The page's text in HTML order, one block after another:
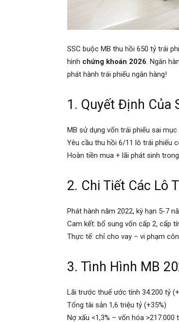
SSC buộc MB thu hồi 650 tỷ trái
hình chứng khoán 2026. Ngân
phát hành trái phiếu ngân hàng!
1. Quyết Định Của
MB sử dụng vốn trái phiếu sai
Yêu cầu thu hồi 6/11 lô trái phiếu
Hoàn tiền mua + lãi phát sinh
2. Chi Tiết Các Lô
Phát hành năm 2022, kỳ hạn 5-7
Cam kết: bổ sung vốn cấp 2, cấp
Thực tế: chỉ cho vay – vi phạm
3. Tình Hình MB
Lãi trước thuế ước tính 34.200 tỷ
Tổng tài sản 1,6 triệu tỷ (+35%)
Nợ xấu <1,3% – vốn hóa >217.000